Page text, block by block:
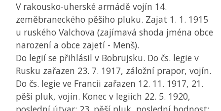
V rakousko-uherské armádě vojín 14.
zeměbraneckého pěšího pluku. Zajat 1. 1. 1915
u ruského Valchova (zajímavá shoda jména obce
narození a obce zajetí - Menš).
Do legií se přihlásil v Bobrujsku. Do čs. legie v
Rusku zařazen 23. 7. 1917, záložní prapor, vojín.
Do čs. legie ve Francii zařazen 12. 11. 1917, 21.
pěší pluk, vojín. Konec v legiích 22. 5. 1920,